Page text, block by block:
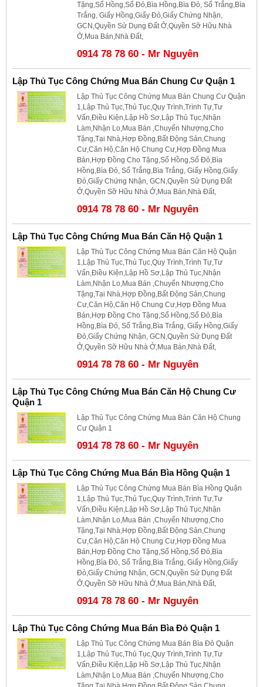
Tặng,Sổ Hồng,Sổ Đỏ,Bìa Hồng,Bìa Đỏ, Sổ Trắng,Bìa
Trắng, Giấy Hồng,Giấy Đỏ,Giấy Chứng Nhận,
GCN,Quyền Sử Dụng Đất Ở,Quyền Sỡ Hữu Nhà
Ở,Mua Bán,Nhà Đất,
0914 78 78 60 - Mr Nguyên
Lập Thủ Tục Công Chứng Mua Bán Chung Cư Quận 1
Lập Thủ Tục Công Chứng Mua Bán Chung Cư Quận
1,Lập Thủ Tục,Thủ Tục,Quy Trình,Trình Tự,Tư
Vấn,Điều Kiện,Lập Hồ Sơ,Lập Thủ Tục,Nhận
Làm,Nhận Lo,Mua Bán ,Chuyển Nhượng,Cho
Tặng,Tại Nhà,Hợp Đồng,Bất Động Sản,Chung
Cư,Căn Hộ,Căn Hộ Chung Cư,Hợp Đồng Mua
Bán,Hợp Đồng Cho Tặng,Sổ Hồng,Sổ Đỏ,Bìa
Hồng,Bìa Đỏ, Sổ Trắng,Bìa Trắng, Giấy Hồng,Giấy
Đỏ,Giấy Chứng Nhận, GCN,Quyền Sử Dụng Đất
Ở,Quyền Sỡ Hữu Nhà Ở,Mua Bán,Nhà Đất,
0914 78 78 60 - Mr Nguyên
Lập Thủ Tục Công Chứng Mua Bán Căn Hộ Quận 1
Lập Thủ Tục Công Chứng Mua Bán Căn Hộ Quận
1,Lập Thủ Tục,Thủ Tục,Quy Trình,Trình Tự,Tư
Vấn,Điều Kiện,Lập Hồ Sơ,Lập Thủ Tục,Nhận
Làm,Nhận Lo,Mua Bán ,Chuyển Nhượng,Cho
Tặng,Tại Nhà,Hợp Đồng,Bất Động Sản,Chung
Cư,Căn Hộ,Căn Hộ Chung Cư,Hợp Đồng Mua
Bán,Hợp Đồng Cho Tặng,Sổ Hồng,Sổ Đỏ,Bìa
Hồng,Bìa Đỏ, Sổ Trắng,Bìa Trắng, Giấy Hồng,Giấy
Đỏ,Giấy Chứng Nhận, GCN,Quyền Sử Dụng Đất
Ở,Quyền Sỡ Hữu Nhà Ở,Mua Bán,Nhà Đất,
0914 78 78 60 - Mr Nguyên
Lập Thủ Tục Công Chứng Mua Bán Căn Hộ Chung Cư
Quận 1
Lập Thủ Tục Công Chứng Mua Bán Căn Hộ Chung
Cư Quận 1
0914 78 78 60 - Mr Nguyên
Lập Thủ Tục Công Chứng Mua Bán Bìa Hồng Quận 1
Lập Thủ Tục Công Chứng Mua Bán Bìa Hồng Quận
1,Lập Thủ Tục,Thủ Tục,Quy Trình,Trình Tự,Tư
Vấn,Điều Kiện,Lập Hồ Sơ,Lập Thủ Tục,Nhận
Làm,Nhận Lo,Mua Bán ,Chuyển Nhượng,Cho
Tặng,Tại Nhà,Hợp Đồng,Bất Động Sản,Chung
Cư,Căn Hộ,Căn Hộ Chung Cư,Hợp Đồng Mua
Bán,Hợp Đồng Cho Tặng,Sổ Hồng,Sổ Đỏ,Bìa
Hồng,Bìa Đỏ, Sổ Trắng,Bìa Trắng, Giấy Hồng,Giấy
Đỏ,Giấy Chứng Nhận, GCN,Quyền Sử Dụng Đất
Ở,Quyền Sỡ Hữu Nhà Ở,Mua Bán,Nhà Đất,
0914 78 78 60 - Mr Nguyên
Lập Thủ Tục Công Chứng Mua Bán Bìa Đỏ Quận 1
Lập Thủ Tục Công Chứng Mua Bán Bìa Đỏ Quận
1,Lập Thủ Tục,Thủ Tục,Quy Trình,Trình Tự,Tư
Vấn,Điều Kiện,Lập Hồ Sơ,Lập Thủ Tục,Nhận
Làm,Nhận Lo,Mua Bán ,Chuyển Nhượng,Cho